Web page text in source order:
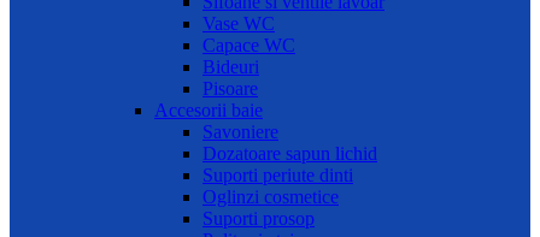
Vase WC
Capace WC
Bideuri
Pisoare
Accesorii baie
Savoniere
Dozatoare sapun lichid
Suporti periute dinti
Oglinzi cosmetice
Suporti prosop